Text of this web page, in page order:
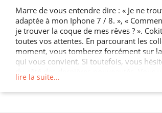
Marre de vous entendre dire : « Je ne
adaptée à mon Iphone 7 / 8. », «
je trouver la coque de mes rêves ? ».
toutes vos attentes. En parcourant les
moment, vous tomberez forcément sur
qui vous convient. Si toutefois, vous
smartphone imprimées ou unies, et des
tendances, avec différents motifs et
lire la suite...